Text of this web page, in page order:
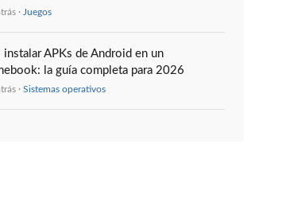
· Juegos
instalar APKs de Android en un
la guía completa para 2026
· Sistemas operativos